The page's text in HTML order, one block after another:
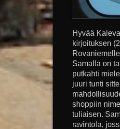
Hyvää
kirjoituksen
Samalla on
putkahti
juuri tunti
shoppiin
tuliaisen.
ravintola,